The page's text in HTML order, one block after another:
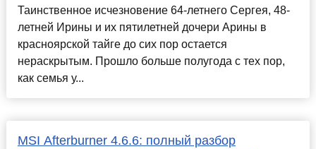
Таинственное исчезновение 64-летнего Сергея, 48-
летней Ирины и их пятилетней дочери Арины в
красноярской тайге до сих пор остается
нераскрытым. Прошло больше полугода с тех пор,
как семья у...
MSI Afterburner 4.6.6: полный разбор